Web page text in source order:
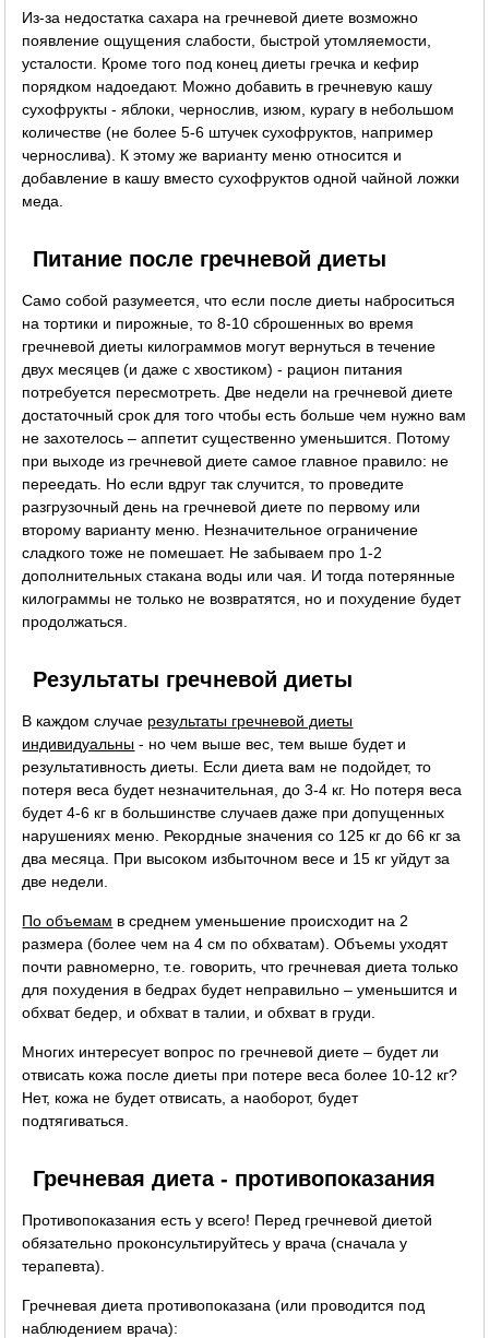
Из-за недостатка сахара на гречневой диете возможно
появление ощущения слабости, быстрой утомляемости,
усталости. Кроме того под конец диеты гречка и кефир
порядком надоедают. Можно добавить в гречневую кашу
сухофрукты - яблоки, чернослив, изюм, курагу в небольшом
количестве (не более 5-6 штучек сухофруктов, например
чернослива). К этому же варианту меню относится и
добавление в кашу вместо сухофруктов одной чайной ложки
меда.
Питание после гречневой диеты
Само собой разумеется, что если после диеты наброситься
на тортики и пирожные, то 8-10 сброшенных во время
гречневой диеты килограммов могут вернуться в течение
двух месяцев (и даже с хвостиком) - рацион питания
потребуется пересмотреть. Две недели на гречневой диете
достаточный срок для того чтобы есть больше чем нужно вам
не захотелось – аппетит существенно уменьшится. Потому
при выходе из гречневой диете самое главное правило: не
переедать. Но если вдруг так случится, то проведите
разгрузочный день на гречневой диете по первому или
второму варианту меню. Незначительное ограничение
сладкого тоже не помешает. Не забываем про 1-2
дополнительных стакана воды или чая. И тогда потерянные
килограммы не только не возвратятся, но и похудение будет
продолжаться.
Результаты гречневой диеты
В каждом случае результаты гречневой диеты
индивидуальны - но чем выше вес, тем выше будет и
результативность диеты. Если диета вам не подойдет, то
потеря веса будет незначительная, до 3-4 кг. Но потеря веса
будет 4-6 кг в большинстве случаев даже при допущенных
нарушениях меню. Рекордные значения со 125 кг до 66 кг за
два месяца. При высоком избыточном весе и 15 кг уйдут за
две недели.
По объемам в среднем уменьшение происходит на 2
размера (более чем на 4 см по обхватам). Объемы уходят
почти равномерно, т.е. говорить, что гречневая диета только
для похудения в бедрах будет неправильно – уменьшится и
обхват бедер, и обхват в талии, и обхват в груди.
Многих интересует вопрос по гречневой диете – будет ли
отвисать кожа после диеты при потере веса более 10-12 кг?
Нет, кожа не будет отвисать, а наоборот, будет
подтягиваться.
Гречневая диета - противопоказания
Противопоказания есть у всего! Перед гречневой диетой
обязательно проконсультируйтесь у врача (сначала у
терапевта).
Гречневая диета противопоказана (или проводится под
наблюдением врача):